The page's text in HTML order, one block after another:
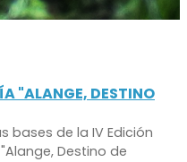
"ALANGE, DESTINO
bases de la IV Edición
Destino de